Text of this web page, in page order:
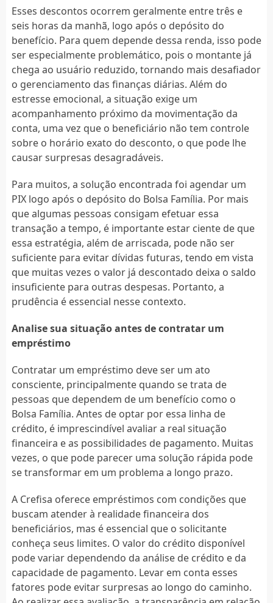
Esses descontos ocorrem geralmente entre três e
seis horas da manhã, logo após o depósito do
benefício. Para quem depende dessa renda, isso pode
ser especialmente problemático, pois o montante já
chega ao usuário reduzido, tornando mais desafiador
o gerenciamento das finanças diárias. Além do
estresse emocional, a situação exige um
acompanhamento próximo da movimentação da
conta, uma vez que o beneficiário não tem controle
sobre o horário exato do desconto, o que pode lhe
causar surpresas desagradáveis.
Para muitos, a solução encontrada foi agendar um
PIX logo após o depósito do Bolsa Família. Por mais
que algumas pessoas consigam efetuar essa
transação a tempo, é importante estar ciente de que
essa estratégia, além de arriscada, pode não ser
suficiente para evitar dívidas futuras, tendo em vista
que muitas vezes o valor já descontado deixa o saldo
insuficiente para outras despesas. Portanto, a
prudência é essencial nesse contexto.
Analise sua situação antes de contratar um
empréstimo
Contratar um empréstimo deve ser um ato
consciente, principalmente quando se trata de
pessoas que dependem de um benefício como o
Bolsa Família. Antes de optar por essa linha de
crédito, é imprescindível avaliar a real situação
financeira e as possibilidades de pagamento. Muitas
vezes, o que pode parecer uma solução rápida pode
se transformar em um problema a longo prazo.
A Crefisa oferece empréstimos com condições que
buscam atender à realidade financeira dos
beneficiários, mas é essencial que o solicitante
conheça seus limites. O valor do crédito disponível
pode variar dependendo da análise de crédito e da
capacidade de pagamento. Levar em conta esses
fatores pode evitar surpresas ao longo do caminho.